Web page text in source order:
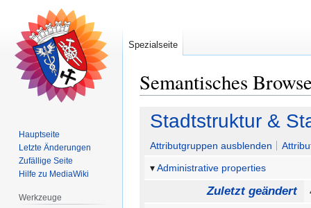
Semantisches
Zur
Navigation
springen
Zur
Suche
springen
Stadtstruktur &
Attributgruppen ausblenden
Administrative properties
Zuletzt geändert
Spezialseite
Hauptseite
Letzte Änderungen
Zufällige Seite
Hilfe zu MediaWiki
Werkzeuge